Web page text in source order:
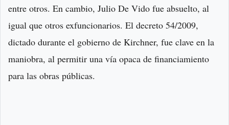
entre otros. En cambio, Julio De Vido fue absuelto, al
igual que otros exfuncionarios. El decreto 54/2009,
dictado durante el gobierno de Kirchner, fue clave en la
maniobra, al permitir una vía opaca de financiamiento
para las obras públicas.